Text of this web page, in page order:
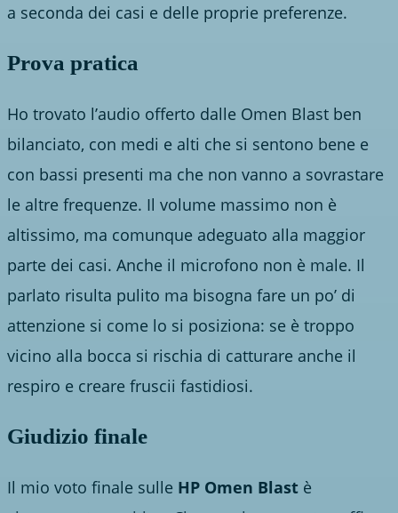
a seconda dei casi e delle proprie preferenze.
Prova pratica
Ho trovato l’audio offerto dalle Omen Blast ben
bilanciato, con medi e alti che si sentono bene e
con bassi presenti ma che non vanno a sovrastare
le altre frequenze. Il volume massimo non è
altissimo, ma comunque adeguato alla maggior
parte dei casi. Anche il microfono non è male. Il
parlato risulta pulito ma bisogna fare un po’ di
attenzione si come lo si posiziona: se è troppo
vicino alla bocca si rischia di catturare anche il
respiro e creare fruscii fastidiosi.
Giudizio finale
Il mio voto finale sulle HP Omen Blast è